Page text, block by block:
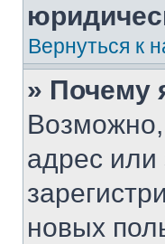
Вернуться к
» Почему
адрес или
новых